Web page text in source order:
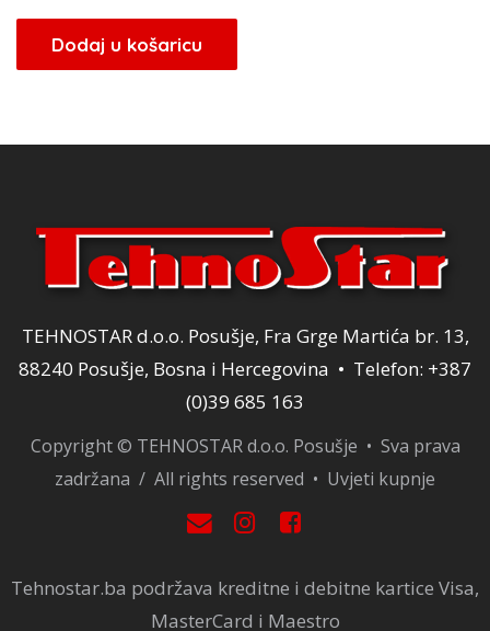
Dodaj u košaricu
TEHNOSTAR d.o.o. Posušje, Fra Grge Martića br. 13,
88240 Posušje, Bosna i Hercegovina • Telefon: +387
(0)39 685 163
Copyright © TEHNOSTAR d.o.o. Posušje • Sva prava
zadržana / All rights reserved • Uvjeti kupnje
Tehnostar.ba podržava kreditne i debitne kartice Visa,
MasterCard i Maestro